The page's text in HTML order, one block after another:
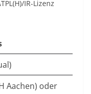
IR-Lizenz
Aachen) oder